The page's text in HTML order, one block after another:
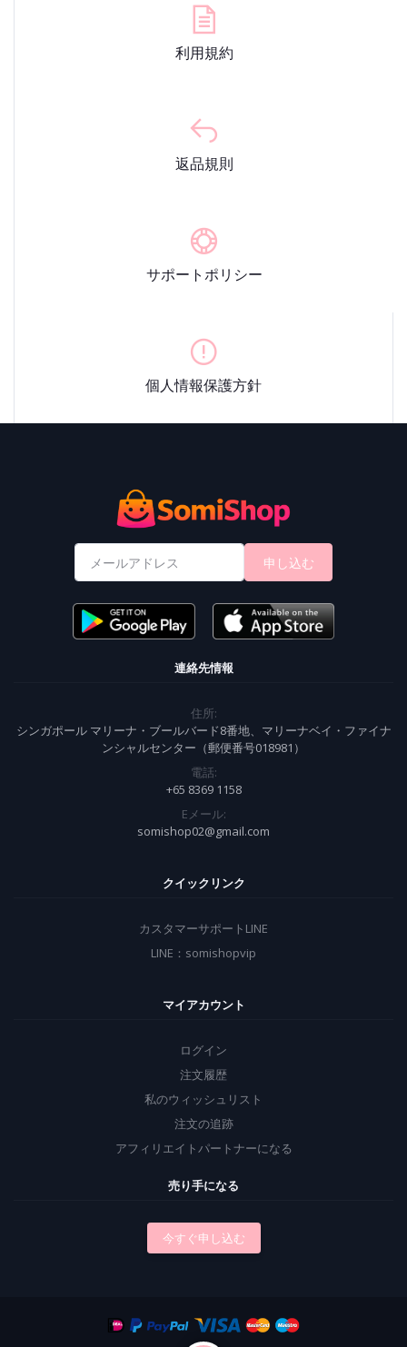
利用規約
返品規則
サポートポリシー
個人情報保護方針
申し込む
連絡先情報
住所:
シンガポール マリーナ・ブールバード8番地、マリーナベイ・ファイナ
ンシャルセンター（郵便番号018981）
電話:
+65 8369 1158
Eメール:
somishop02@gmail.com
クイックリンク
カスタマーサポートLINE
LINE：somishopvip
マイアカウント
ログイン
注文履歴
私のウィッシュリスト
注文の追跡
アフィリエイトパートナーになる
売り手になる
今すぐ申し込む